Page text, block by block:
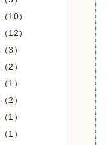
10）
12）
3）
2）
1）
2）
1）
1）